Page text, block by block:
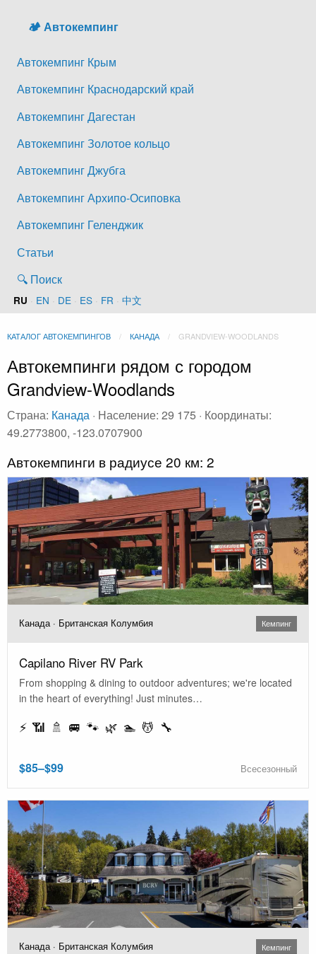
🏕️ Автокемпинг
Автокемпинг Крым
Автокемпинг Краснодарский край
Автокемпинг Дагестан
Автокемпинг Золотое кольцо
Автокемпинг Джубга
Автокемпинг Архипо-Осиповка
Автокемпинг Геленджик
Статьи
🔍 Поиск
RU · EN · DE · ES · FR · 中文
КАТАЛОГ АВТОКЕМПИНГОВ КАНАДА GRANDVIEW-WOODLANDS
Автокемпинги рядом с городом
Grandview-Woodlands
Страна: Канада · Население: 29 175 · Координаты:
49.2773800, -123.0707900
Автокемпинги в радиусе 20 км: 2
Канада · Британская Колумбия Кемпинг
Capilano River RV Park
From shopping & dining to outdoor adventures; we're located
in the heart of everything! Just minutes…
⚡ 📶 🚿 🚐 🐾 🌿 🏊 💆 🔧
$85–$99 Всесезонный
Канада · Британская Колумбия Кемпинг